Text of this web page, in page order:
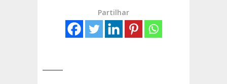
Partilhar